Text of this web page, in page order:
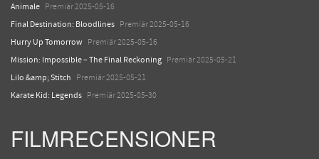
Animale Premiär 2025-05-16
Final Destination: Bloodlines Premiär 2025-05-16
Hurry Up Tomorrow Premiär 2025-05-16
Mission: Impossible – The Final Reckoning Premiär 2025-05-21
Lilo &amp; Stitch Premiär 2025-05-21
Karate Kid: Legends Premiär 2025-05-30
FILMRECENSIONER